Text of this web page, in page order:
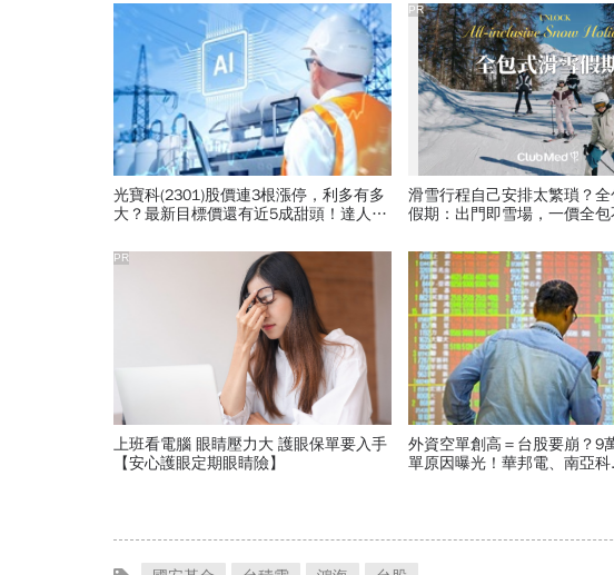
光寶科(2301)股價連3根漲停，利多有多
大？最新目標價還有近5成甜頭！達人5
滑雪行程自己安排太繁瑣？
假期：出門即雪場，一價全
PR
上班看電腦 眼睛壓力大 護眼保單要入手
【安心護眼定期眼睛險】
PR
外資空單創高＝台股要崩？9
單原因曝光！華邦電、南亞